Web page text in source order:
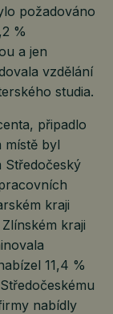
požadováno
%
a jen
vzdělání
studia.
připadlo
místě byl
Středočeský
kraji
kraji
11,4 %
nabídly